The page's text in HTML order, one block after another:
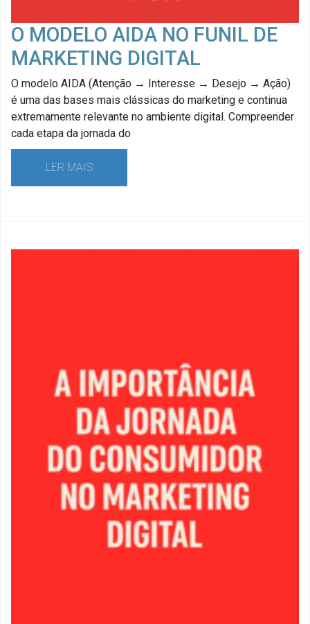
O MODELO AIDA NO FUNIL DE
MARKETING DIGITAL
O modelo AIDA (Atenção → Interesse → Desejo → Ação)
é uma das bases mais clássicas do marketing e continua
extremamente relevante no ambiente digital. Compreender
cada etapa da jornada do
LER MAIS